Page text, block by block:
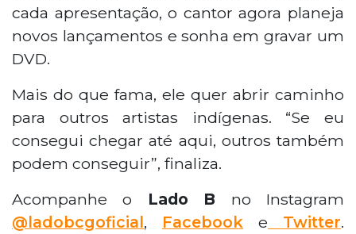
cada apresentação, o cantor agora planeja
novos lançamentos e sonha em gravar um
DVD.
Mais do que fama, ele quer abrir caminho
para outros artistas indígenas. “Se eu
consegui chegar até aqui, outros também
podem conseguir”, finaliza.
Acompanhe o Lado B no Instagram
@ladobcgoficial, Facebook e Twitter.